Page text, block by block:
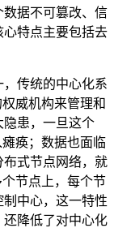
据不可篡改、信
特点主要包括去
传统的中心化系
威机构来管理和
患，一旦这个
痪；数据也面临
式节点网络，就
节点上，每个节
中心，这一特性
降低了对中心化